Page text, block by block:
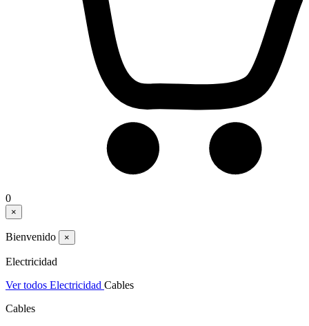
0
×
Bienvenido ×
Electricidad
Ver todos Electricidad Cables
Cables